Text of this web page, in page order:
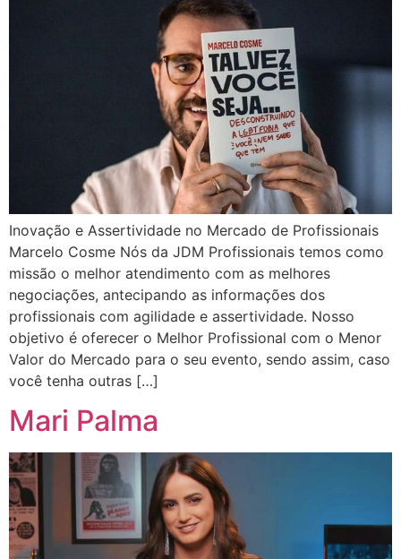
Inovação e Assertividade no Mercado de Profissionais
Marcelo Cosme Nós da JDM Profissionais temos como
missão o melhor atendimento com as melhores
negociações, antecipando as informações dos
profissionais com agilidade e assertividade. Nosso
objetivo é oferecer o Melhor Profissional com o Menor
Valor do Mercado para o seu evento, sendo assim, caso
você tenha outras […]
Mari Palma